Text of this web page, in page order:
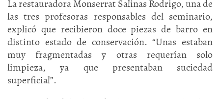
La restauradora Monserrat Salinas Rodrigo, una de
las tres profesoras responsables del seminario,
explicó que recibieron doce piezas de barro en
distinto estado de conservación. “Unas estaban
muy fragmentadas y otras requerían solo
limpieza, ya que presentaban suciedad
superficial”.